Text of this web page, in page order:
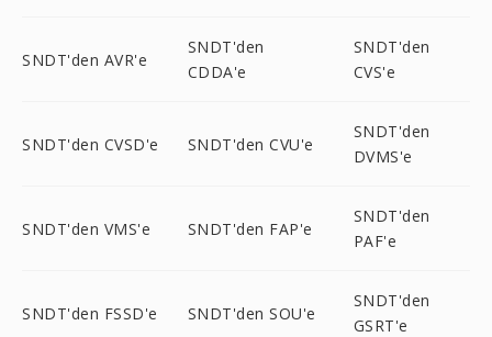
SNDT'den AVR'e
SNDT'den
CDDA'e
SNDT'den
CVS'e
SNDT'den CVSD'e SNDT'den CVU'e
SNDT'den
DVMS'e
SNDT'den VMS'e SNDT'den FAP'e
SNDT'den
PAF'e
SNDT'den FSSD'e SNDT'den SOU'e
SNDT'den
GSRT'e